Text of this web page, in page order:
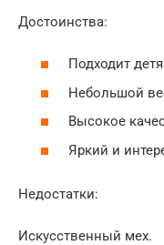
Достоинства:
Подходит
Небольшой
Высокое
Яркий и
Недостатки:
Искусственный мех.